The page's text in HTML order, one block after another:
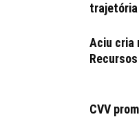
trajetória
Aciu cria
CVV